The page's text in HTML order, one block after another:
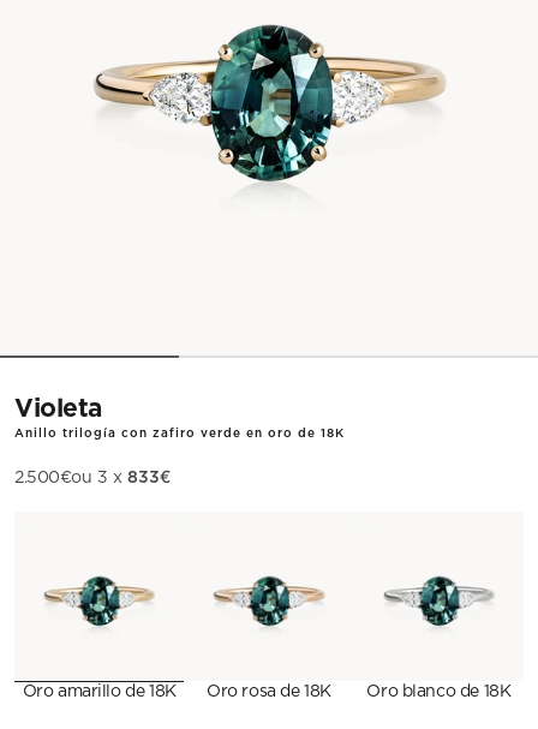
Violeta
Anillo trilogía con zafiro verde en oro de 18K
Precio de oferta
2.500€ou 3 x833€
Oro amarillo de 18K Oro rosa de 18K Oro blanco de 18K